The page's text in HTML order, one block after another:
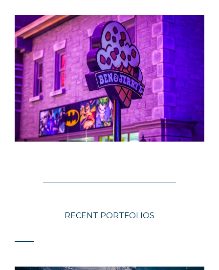
RECENT PORTFOLIOS